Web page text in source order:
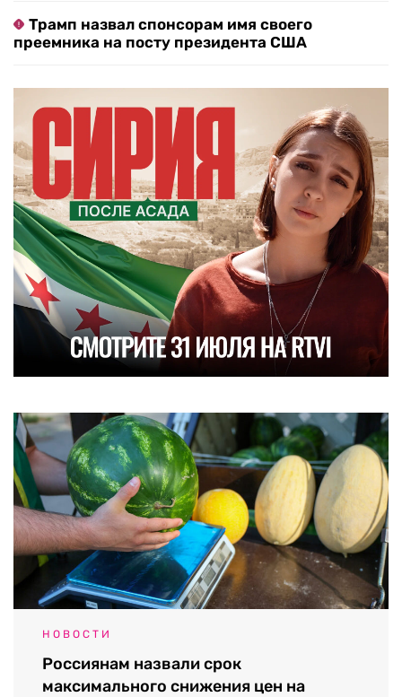
Трамп назвал спонсорам имя своего
преемника на посту президента США
НОВОСТИ
Россиянам назвали срок
максимального снижения цен на